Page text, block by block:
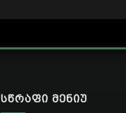
ᲡᲬᲠᲐᲤᲘ ᲛᲔᲜᲘᲣ